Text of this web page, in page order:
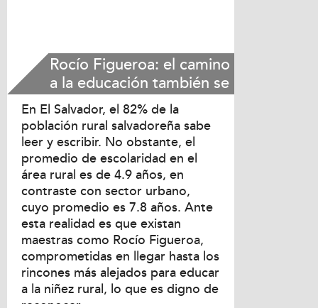
Rocío Figueroa: el camino
a la educación también se
hace entre cafetales,
potreros y sembradíos
En El Salvador, el 82% de la
población rural salvadoreña sabe
leer y escribir. No obstante, el
promedio de escolaridad en el
área rural es de 4.9 años, en
contraste con sector urbano,
cuyo promedio es 7.8 años. Ante
esta realidad es que existan
maestras como Rocío Figueroa,
comprometidas en llegar hasta los
rincones más alejados para educar
a la niñez rural, lo que es digno de